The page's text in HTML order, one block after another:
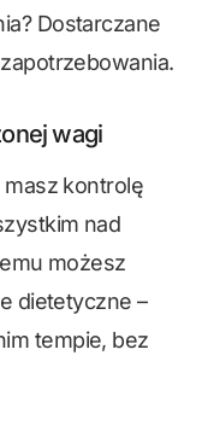
Dostarczane
wagi
kontrolę
nad
możesz
dietetyczne –
tempie, bez